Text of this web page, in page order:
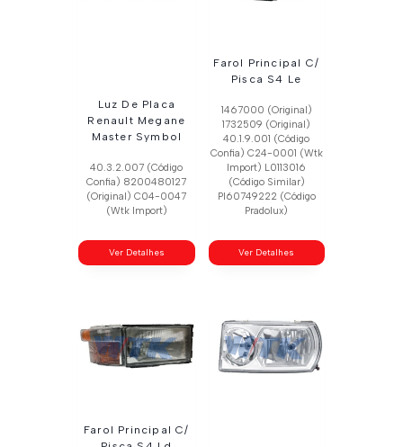
Luz De Placa
Renault Megane
Master Symbol
40.3.2.007 (Código
Confia) 8200480127
(Original) C04-0047
(Wtk Import)
Ver Detalhes
Farol Principal C/
Pisca S4 Le
1467000 (Original)
1732509 (Original)
40.1.9.001 (Código
Confia) C24-0001 (Wtk
Import) L0113016
(Código Similar)
Pl60749222 (Código
Pradolux)
Ver Detalhes
Farol Principal C/